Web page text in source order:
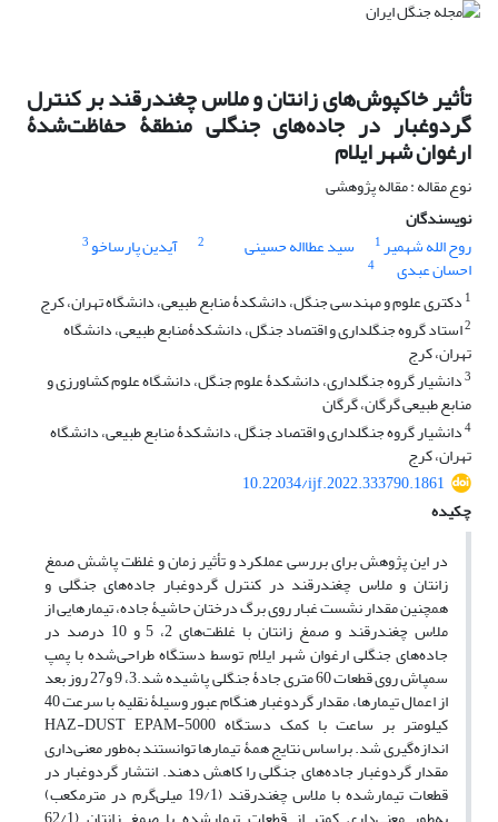
تأثیر خاکپوش‌های زانتان و ملاس چغندرقند بر کنترل
گردوغبار در جاده‌های جنگلی منطقۀ حفاظت‌شدۀ
ارغوان‌ شهر ایلام
نوع مقاله : مقاله پژوهشی
نویسندگان
روح الله شهمیر1 سید عطااله حسینی 2 آیدین پارساخو3
احسان عبدی
4
1 دکتری علوم و مهندسی جنگل، دانشکدۀ منابع طبیعی، دانشگاه تهران، کرج
2استاد گروه جنگلداری و اقتصاد جنگل، دانشکدۀمنابع طبیعی، دانشگاه
تهران، کرج
3دانشیار گروه جنگلداری، دانشکدۀ علوم جنگل، دانشگاه علوم کشاورزی و
منابع طبیعی گرگان، گرگان
4دانشیار گروه جنگلداری و اقتصاد جنگل، دانشکدۀ منابع طبیعی، دانشگاه
تهران، کرج
10.22034/ijf.2022.333790.1861
چکیده
در این پژوهش برای بررسی عملکرد و تأثیر زمان و غلظت پاشش صمغ
زانتان و ملاس چغندرقند در کنترل گردوغبار جاده‌های جنگلی و
همچنین مقدار نشست غبار روی برگ درختان حاشیۀ جاده، تیمارهایی از
ملاس چغندرقند و صمغ زانتان با غلظت‌های 2، 5 و 10 درصد در
جاده‌های جنگلی ارغوان ‌شهر ایلام توسط دستگاه طراحی‌شده با پمپ
سمپاش روی قطعات 60 متری جادۀ جنگلی پاشیده شد.3، 9 و27 روز بعد
از اعمال تیمارها، مقدار گردوغبار هنگام عبور وسیلۀ نقلیه با سرعت 40
کیلومتر بر ساعت با کمک دستگاه HAZ-DUST EPAM-5000
اندازه‌گیری شد. براساس نتایج همۀ تیمارها توانستند به‌طور معنی‌داری
مقدار گردوغبار جاده‌های جنگلی را کاهش دهند. انتشار گردوغبار در
قطعات تیمارشده با ملاس چغندرقند (19/1 میلی‌گرم در مترمکعب)